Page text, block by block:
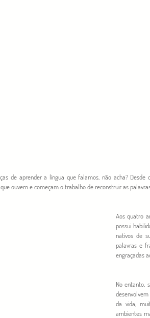
de aprender a língua que falamos, não acha?
ouvem e começam o trabalho de reconstruir as
Aos quatro
possui
nativos de
palavras e
engraçadas
No entanto,
da vida,
ambientes